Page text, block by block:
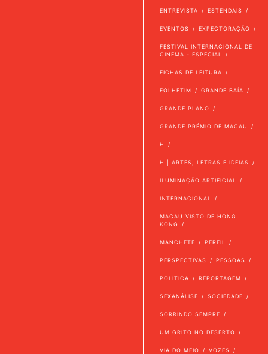
ENTREVISTA ESTENDAIS
EVENTOS EXPECTORAÇÃO
FESTIVAL INTERNACIONAL DE
CINEMA - ESPECIAL
FICHAS DE LEITURA
FOLHETIM GRANDE BAÍA
GRANDE PLANO
GRANDE PRÉMIO DE MACAU
H
H | ARTES, LETRAS E IDEIAS
ILUMINAÇÃO ARTIFICIAL
INTERNACIONAL
MACAU VISTO DE HONG
KONG
MANCHETE PERFIL
PERSPECTIVAS PESSOAS
POLÍTICA REPORTAGEM
SEXANÁLISE SOCIEDADE
SORRINDO SEMPRE
UM GRITO NO DESERTO
VIA DO MEIO VOZES